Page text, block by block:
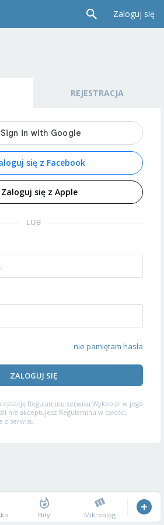
Zaloguj się
REJESTRACJA
się z Facebook
Zaloguj się z Apple
LUB
nie pamiętam hasła
ZALOGUJ SIĘ
Regulaminu serwisu Wykop.pl w jego
nie akceptujesz Regulaminu w całości,
z serwisu.
Hity Mikroblog